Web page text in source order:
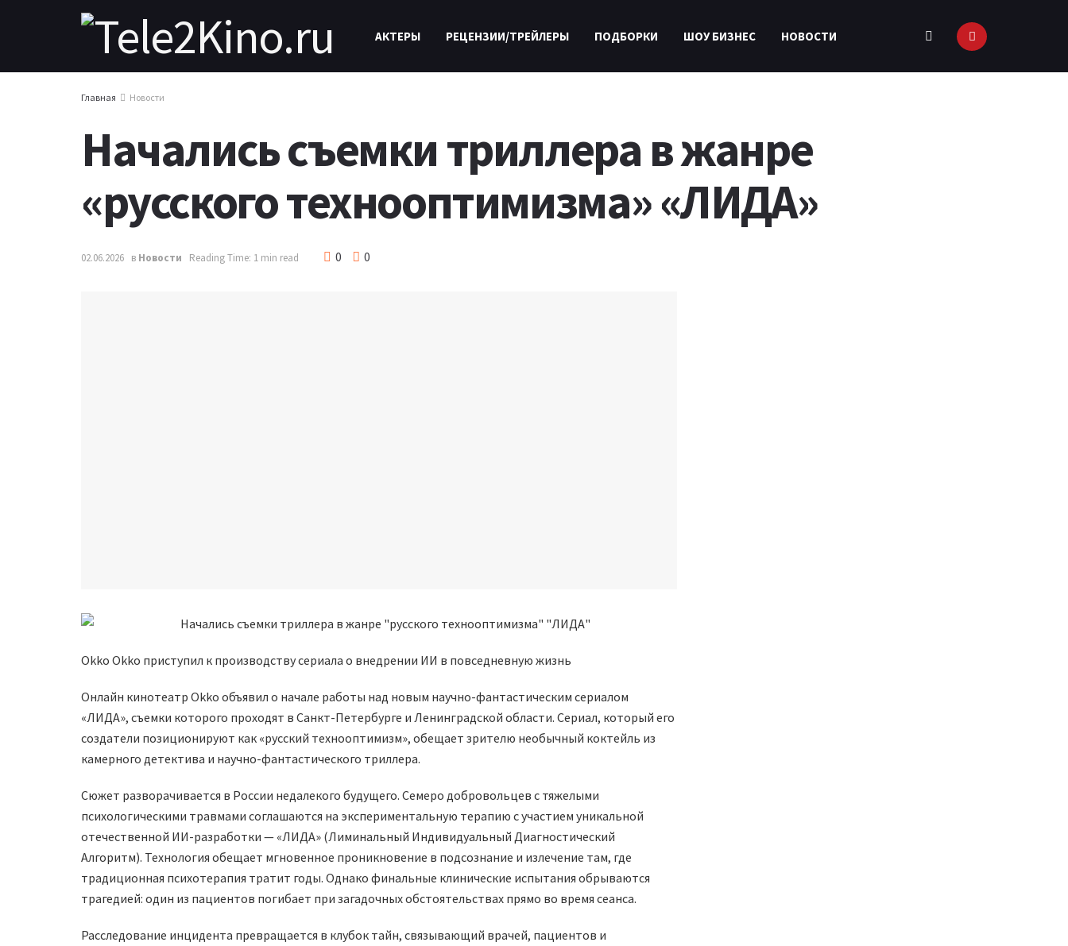
АКТЕРЫ РЕЦЕНЗИИ/ТРЕЙЛЕРЫ ПОДБОРКИ ШОУ БИЗНЕС НОВОСТИ
Главная Новости
Начались съемки триллера в жанре
«русского технооптимизма» «ЛИДА»
02.06.2026 в Новости Reading Time: 1 min read 0 0
Okko Оkko приступил к производству сериала о внедрении ИИ в повседневную жизнь
Онлайн кинотеатр Оkko объявил о начале работы над новым научно-фантастическим сериалом
«ЛИДА», съемки которого проходят в Санкт-Петербурге и Ленинградской области. Сериал, который его
создатели позиционируют как «русский технооптимизм», обещает зрителю необычный коктейль из
камерного детектива и научно-фантастического триллера.
Сюжет разворачивается в России недалекого будущего. Семеро добровольцев с тяжелыми
психологическими травмами соглашаются на экспериментальную терапию с участием уникальной
отечественной ИИ-разработки — «ЛИДА» (Лиминальный Индивидуальный Диагностический
Алгоритм). Технология обещает мгновенное проникновение в подсознание и излечение там, где
традиционная психотерапия тратит годы. Однако финальные клинические испытания обрываются
трагедией: один из пациентов погибает при загадочных обстоятельствах прямо во время сеанса.
Расследование инцидента превращается в клубок тайн, связывающий врачей, пациентов и